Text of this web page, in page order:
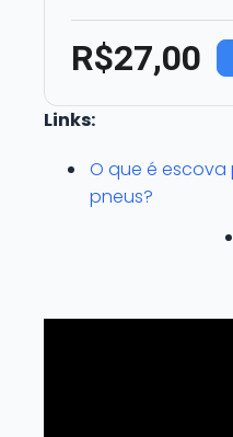
R$27,00
Links:
O que é escova
pneus?